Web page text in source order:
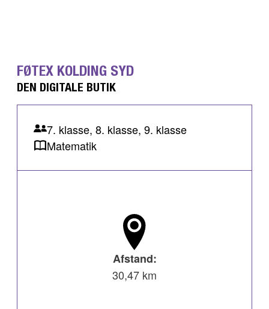
FØTEX KOLDING SYD
DEN DIGITALE BUTIK
7. klasse, 8. klasse, 9. klasse
Matematik
Afstand:
30,47 km